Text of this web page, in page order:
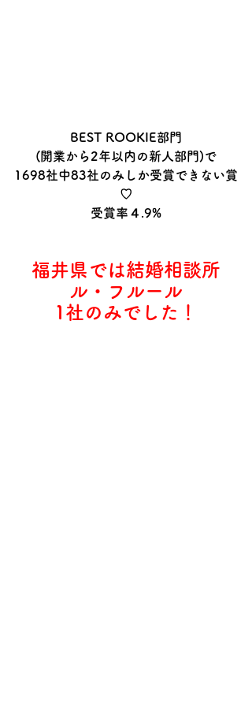
BEST ROOKIE部門
(開業から2年以内の新人部門)で
1698社中83社のみしか受賞できない賞
♡
受賞率４.9%
福井県では結婚相談所
ル・フルール
1社のみでした！